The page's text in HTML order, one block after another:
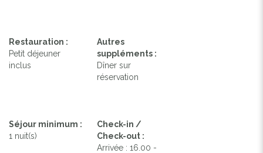
Restauration :
Petit déjeuner
inclus
Autres
suppléments :
Dîner sur
réservation
Séjour minimum :
1 nuit(s)
Check-in /
Check-out :
Arrivée : 16.00 -